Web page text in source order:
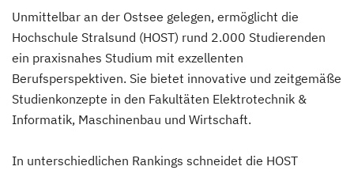
Unmittelbar an der Ostsee gelegen, ermöglicht die
Hochschule Stralsund (HOST) rund 2.000 Studierenden
ein praxisnahes Studium mit exzellenten
Berufsperspektiven. Sie bietet innovative und zeitgemäße
Studienkonzepte in den Fakultäten Elektrotechnik &
Informatik, Maschinenbau und Wirtschaft.
In unterschiedlichen Rankings schneidet die HOST